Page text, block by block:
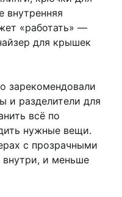
внутренняя
«работать» —
для крышек
зарекомендовали
и разделители для
всё по
нужные вещи.
с прозрачными
и меньше